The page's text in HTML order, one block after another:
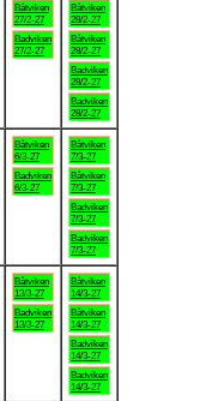
Båtviken
27/2-27
Badviken
27/2-27
Båtviken
28/2-27
Båtviken
28/2-27
Badviken
28/2-27
Badviken
28/2-27
Båtviken
6/3-27
Badviken
6/3-27
Båtviken
7/3-27
Båtviken
7/3-27
Badviken
7/3-27
Badviken
7/3-27
Båtviken
13/3-27
Badviken
13/3-27
Båtviken
14/3-27
Båtviken
14/3-27
Badviken
14/3-27
Badviken
14/3-27